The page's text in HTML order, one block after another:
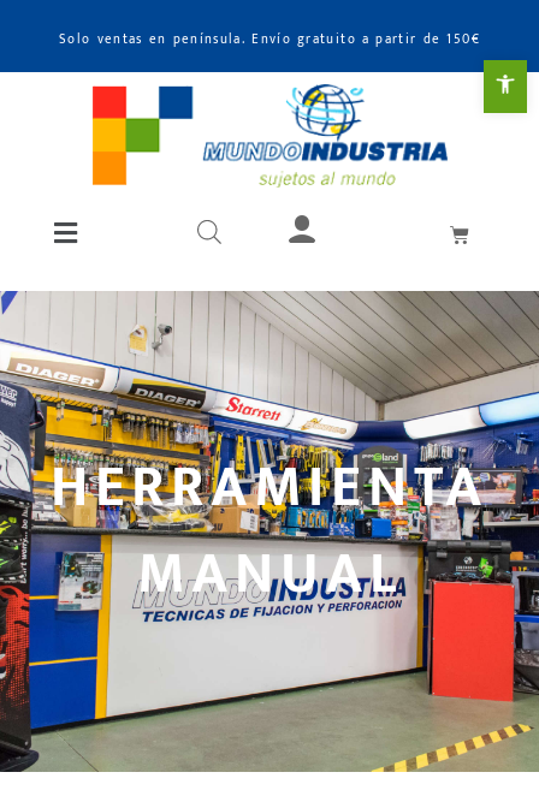
Solo ventas en península. Envío gratuito a partir de 150€
HERRAMIENTA
MANUAL